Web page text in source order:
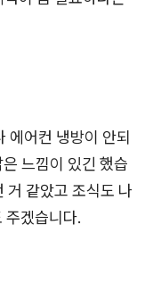
에어컨 냉방이 안되
느낌이 있긴 했습
거 같았고 조식도 나
겠습니다.